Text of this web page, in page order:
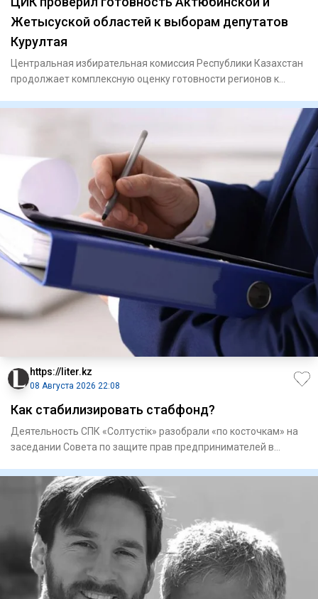
Жетысуской областей к выборам депутатов
Курултая
Центральная избирательная комиссия Республики Казахстан
продолжает комплексную оценку готовности регионов к
https://liter.kz
08 Августа 2026 22:08
Как стабилизировать стабфонд?
Деятельность СПК «Солтустiк» разобрали «по косточкам» на
заседании Совета по защите прав предпринимателей в